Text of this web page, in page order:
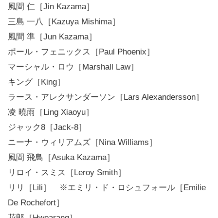
風間 仁［Jin Kazama］
三島 一八［Kazuya Mishima］
風間 準［Jun Kazama］
ポール・フェニックス［Paul Phoenix］
マーシャル・ロウ［Marshall Law］
キング［King］
ラース・アレクサンダーソン［Lars Alexandersson］
凌 曉雨［Ling Xiaoyu］
ジャック8［Jack-8］
ニーナ・ウィリアムズ［Nina Williams］
風間 飛鳥［Asuka Kazama］
リロイ・スミス［Leroy Smith］
リリ［Lili］ ※エミリ・ド・ロシュフォール［Emilie
De Rochefort］